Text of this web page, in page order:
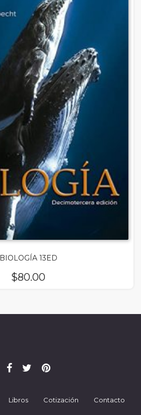
BIOLOGÍA 13ED
$80.00
Libros Cotización Contacto